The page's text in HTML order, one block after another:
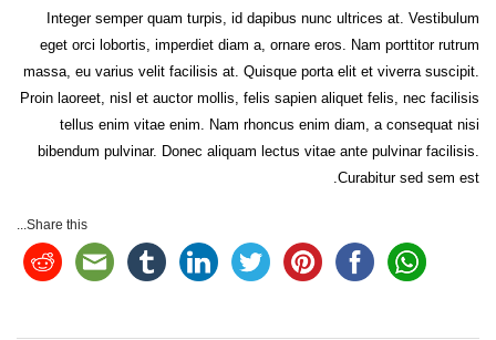
Integer semper quam turpis, id dapibus nunc ultrices at. Vestibulum
eget orci lobortis, imperdiet diam a, ornare eros. Nam porttitor rutrum
massa, eu varius velit facilisis at. Quisque porta elit et viverra suscipit.
Proin laoreet, nisl et auctor mollis, felis sapien aliquet felis, nec facilisis
tellus enim vitae enim. Nam rhoncus enim diam, a consequat nisi
bibendum pulvinar. Donec aliquam lectus vitae ante pulvinar facilisis.
Curabitur sed sem est.
Share this...